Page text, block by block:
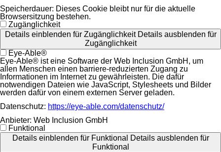
Speicherdauer: Dieses Cookie bleibt nur für die aktuelle
Browsersitzung bestehen.
Zugänglichkeit
Details einblenden für Zugänglichkeit Details ausblenden für
Zugänglichkeit
Eye-Able®
Eye-Able® ist eine Software der Web Inclusion GmbH, um
allen Menschen einen barriere-reduzierten Zugang zu
Informationen im Internet zu gewährleisten. Die dafür
notwendigen Dateien wie JavaScript, Stylesheets und Bilder
werden dafür von einem externen Server geladen.
Datenschutz: https://eye-able.com/datenschutz/
Anbieter: Web Inclusion GmbH
Funktional
Details einblenden für Funktional Details ausblenden für
Funktional